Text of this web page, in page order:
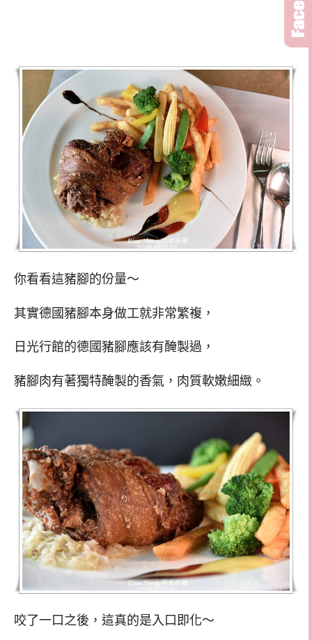
你看看這豬腳的份量～
其實德國豬腳本身做工就非常繁複，
日光行館的德國豬腳應該有醃製過，
豬腳肉有著獨特醃製的香氣，肉質軟嫩細緻。
咬了一口之後，這真的是入口即化～